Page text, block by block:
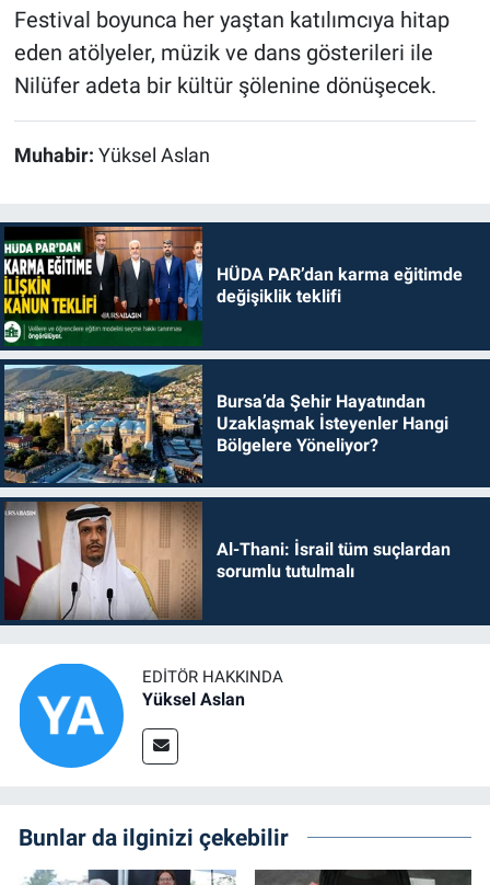
Festival boyunca her yaştan katılımcıya hitap
eden atölyeler, müzik ve dans gösterileri ile
Nilüfer adeta bir kültür şölenine dönüşecek.
Muhabir: Yüksel Aslan
HÜDA PAR’dan karma eğitimde
değişiklik teklifi
Bursa’da Şehir Hayatından
Uzaklaşmak İsteyenler Hangi
Bölgelere Yöneliyor?
Al-Thani: İsrail tüm suçlardan
sorumlu tutulmalı
EDITÖR HAKKINDA
Yüksel Aslan
Bunlar da ilginizi çekebilir